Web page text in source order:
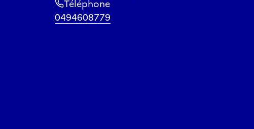
Téléphone
0494608779